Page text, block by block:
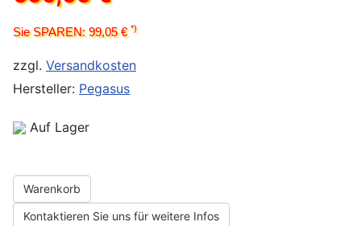
Sie SPAREN: 99,05 €*)
zzgl. Versandkosten
Hersteller: Pegasus
Auf Lager
Warenkorb
Kontaktieren Sie uns für weitere Infos